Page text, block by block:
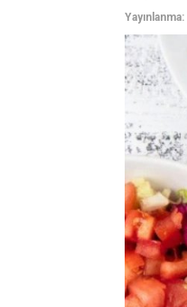
Yayınlanma: